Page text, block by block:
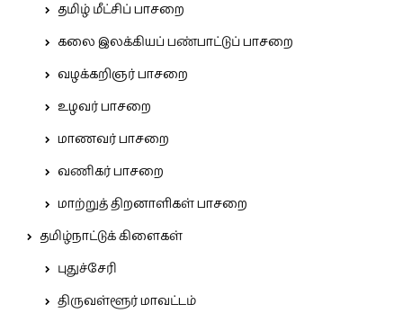
தமிழ் மீட்சிப் பாசறை
கலை இலக்கியப் பண்பாட்டுப் பாசறை
வழக்கறிஞர் பாசறை
உழவர் பாசறை
மாணவர் பாசறை
வணிகர் பாசறை
மாற்றுத் திறனாளிகள் பாசறை
தமிழ்நாட்டுக் கிளைகள்
புதுச்சேரி
திருவள்ளூர் மாவட்டம்